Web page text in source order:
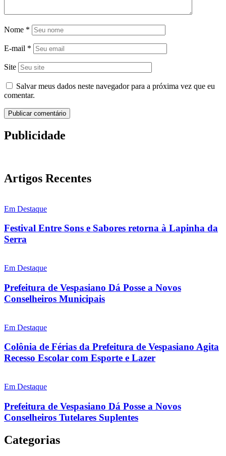
Nome *
E-mail *
Site
Salvar meus dados neste navegador para a próxima vez que eu
comentar.
Publicidade
Artigos Recentes
Em Destaque
Festival Entre Sons e Sabores retorna à Lapinha da
Serra
Em Destaque
Prefeitura de Vespasiano Dá Posse a Novos
Conselheiros Municipais
Em Destaque
Colônia de Férias da Prefeitura de Vespasiano Agita
Recesso Escolar com Esporte e Lazer
Em Destaque
Prefeitura de Vespasiano Dá Posse a Novos
Conselheiros Tutelares Suplentes
Categorias